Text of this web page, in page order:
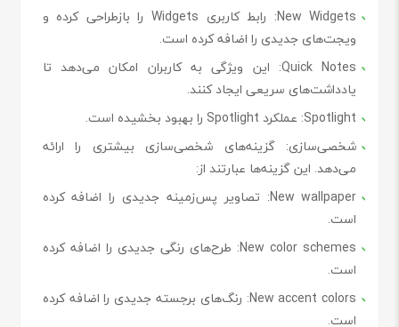
New Widgets
: رابط کاربری Widgets را بازطراحی کرده و
ویجت‌های جدیدی را اضافه کرده است.
Quick Notes: این ویژگی به کاربران امکان می‌دهد تا
یادداشت‌های سریعی ایجاد کنند.
Spotlight: عملکرد Spotlight را بهبود بخشیده است.
شخصی‌سازی: گزینه‌های شخصی‌سازی بیشتری را ارائه
می‌دهد. این گزینه‌ها عبارتند از:
New wallpaper: تصاویر پس‌زمینه جدیدی را اضافه کرده
است.
New color schemes: طرح‌های رنگی جدیدی را اضافه کرده
است.
New accent colors: رنگ‌های برجسته جدیدی را اضافه کرده
است.